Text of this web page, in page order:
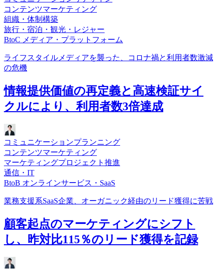
コンテンツマーケティング
組織・体制構築
旅行・宿泊・観光・レジャー
BtoC メディア・プラットフォーム
ライフスタイルメディアを襲った、コロナ禍と利用者数激減
の危機
情報提供価値の再定義と高速検証サイ
クルにより、利用者数3倍達成
コミュニケーションプランニング
コンテンツマーケティング
マーケティングプロジェクト推進
通信・IT
BtoB オンラインサービス・SaaS
業務支援系SaaS企業、オーガニック経由のリード獲得に苦戦
顧客起点のマーケティングにシフト
し、昨対比115％のリード獲得を記録